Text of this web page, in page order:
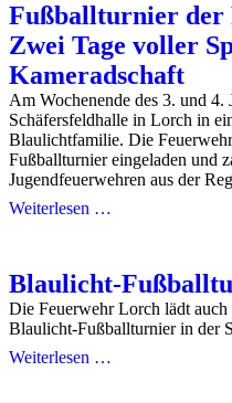
Fußballturnier der
Zwei Tage voller
Kameradschaft
Am Wochenende des 3. und
Schäfersfeldhalle in Lorch in
Blaulichtfamilie. Die
Fußballturnier eingeladen und
Jugendfeuerwehren aus der
Weiterlesen …
Blaulicht-
Die Feuerwehr Lorch lädt
Blaulicht-Fußballturnier in der
Weiterlesen …